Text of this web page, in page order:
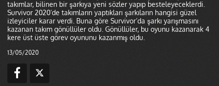
takımlar, bilinen bir şarkıya yeni sözler yapıp besteleyeceklerdi.
Survivor 2020’de takımların yaptıkları şarkıların hangisi güzel
izleyiciler karar verdi. Buna göre Survivor’da şarkı yarışmasını
kazanan takım gönüllüler oldu. Gönüllüler, bu oyunu kazanarak 4
kere üst üste görev oyununu kazanmış oldu.
13/05/2020